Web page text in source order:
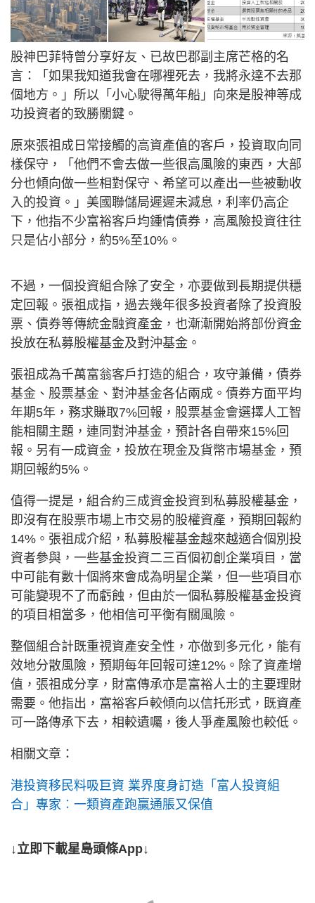
股神巴菲特曾分享好友、已故巴郡副主席芒格的名
言：「如果我知道我會在哪裡死去，我將永達不去那
個地方。」所以「小心駛得萬年船」向來是股神等成
功投資者的致勝關鍵。
原來張祖成日常接觸的高資產值的客戶，投資取向同
樣保守，「他們不會去做一些很高風險的東西，大部
分也傾向做一些相對保守、希望可以產出一些被動收
入的投資。」美國聯儲局遲遲未減息，利率仍高企
下，他指不少富裕客戶均鍾情債券，高風險投資往往
只是佔小部分，約5%至10%。
不過，一個投資組合除了安全，亦要做到長期提供穩
定回報。張祖成指，過去幾年很多投資者除了投資股
票、債券等傳統金融資產金，也漸漸開始將部份資金
投放在私募股權基金及對沖基金。
張祖成為千萬富翁客戶打造的組合，攻守兼備，債券
基金、股票基金、對沖基金各佔兩成。債券方面平均
年期5年，務求賺取7%回報，股票基金會選擇人工智
能相關主題，連同對沖基金，預計各自帶來15%回
報。另有一成資金，投放在現金及貨幣市場基金，預
期回報約5%。
值得一提是，組合約三成資金投資到私募股權基金，
即沒有在股票市場上市交易的股權資產，預期回報約
14%。張祖成介紹，私募股權基金越來越適合個別投
資者參與，一些基金投資二三百個初創企業項目，當
中可能有數十個將來會成為明星企業，但一些項目亦
可能變現不了而虧蝕，但由於一個私募股權基金投資
的項目相當多，他相信可平衡有關風險。
整個組合計既重視資產安全性，亦做到多元化，能有
效地分散風險，預期每年回報可達12%。除了資產增
值，張祖成分享，財富傳承亦是富裕人士的主要理財
需要。他指出，富裕客戶較傾向以信托形式，既資產
可一路傳承下去，相較遺囑，後人爭產風險也較低。
相關文章：
港投資移民料吸巨資 業界度身訂造「富人投資組
合」專家︰一類資產跑贏通脹又保值
↓立即下載星島頭條App↓